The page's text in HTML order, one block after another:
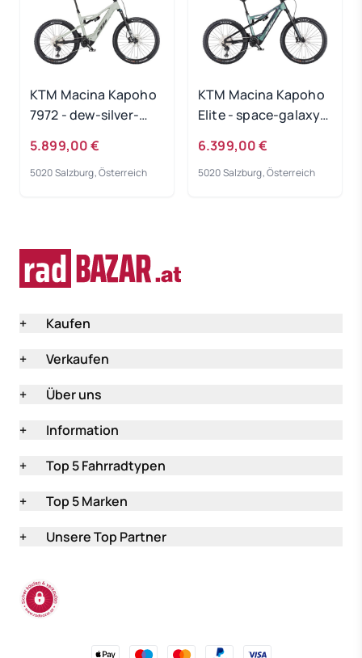
KTM Macina Kapoho
7972 - dew-silver-
M
5.899,00 €
5020 Salzburg, Österreich
KTM Macina Kapoho
Elite - space-galaxy-
M
6.399,00 €
5020 Salzburg, Österreich
+
Kaufen
+
Verkaufen
+
Über uns
+
Information
+
Top 5 Fahrradtypen
+
Top 5 Marken
+
Unsere Top Partner